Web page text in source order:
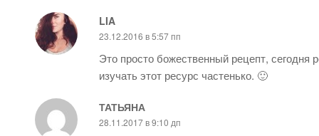
LIA
23.12.2016 в 5:57 пп
Это просто божественный рецепт, сегодня
изучать этот ресурс частенько. 🙂
ТАТЬЯНА
28.11.2017 в 9:10 дп